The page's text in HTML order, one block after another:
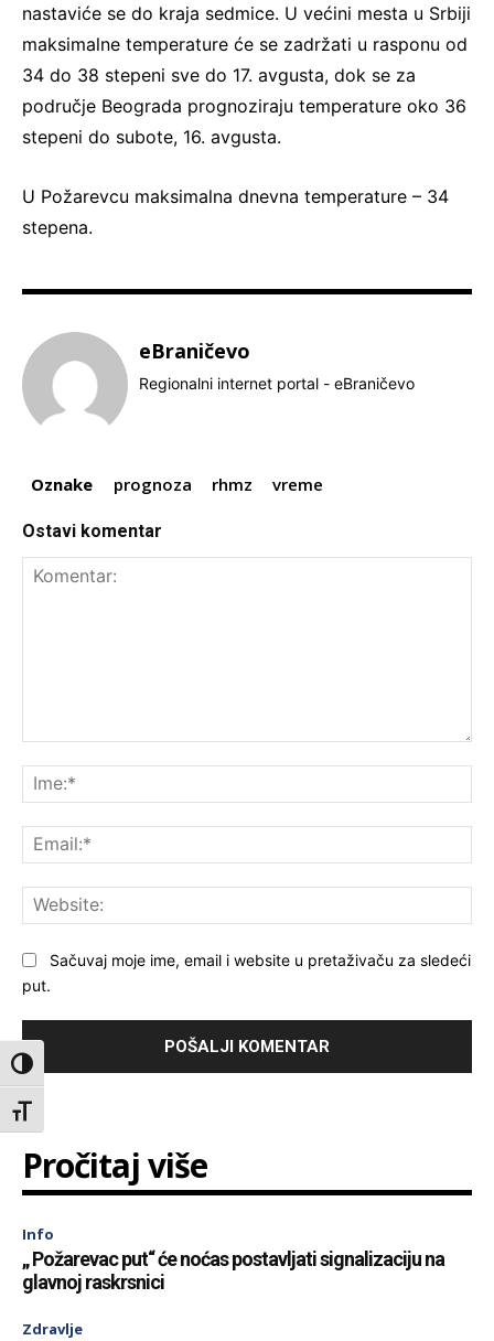
Toggle High Contrast
Toggle Font size
nastaviće se do kraja sedmice. U većini mesta u Srbiji
maksimalne temperature će se zadržati u rasponu od
34 do 38 stepeni sve do 17. avgusta, dok se za
područje Beograda prognoziraju temperature oko 36
stepeni do subote, 16. avgusta.
U Požarevcu maksimalna dnevna temperature – 34
stepena.
eBraničevo
Regionalni internet portal - eBraničevo
Oznake prognoza rhmz vreme
Ostavi komentar
Sačuvaj moje ime, email i website u pretaživaču za sledeći
put.
Pročitaj više
Info
„ Požarevac put“ će noćas postavljati signalizaciju na
glavnoj raskrsnici
Zdravlje